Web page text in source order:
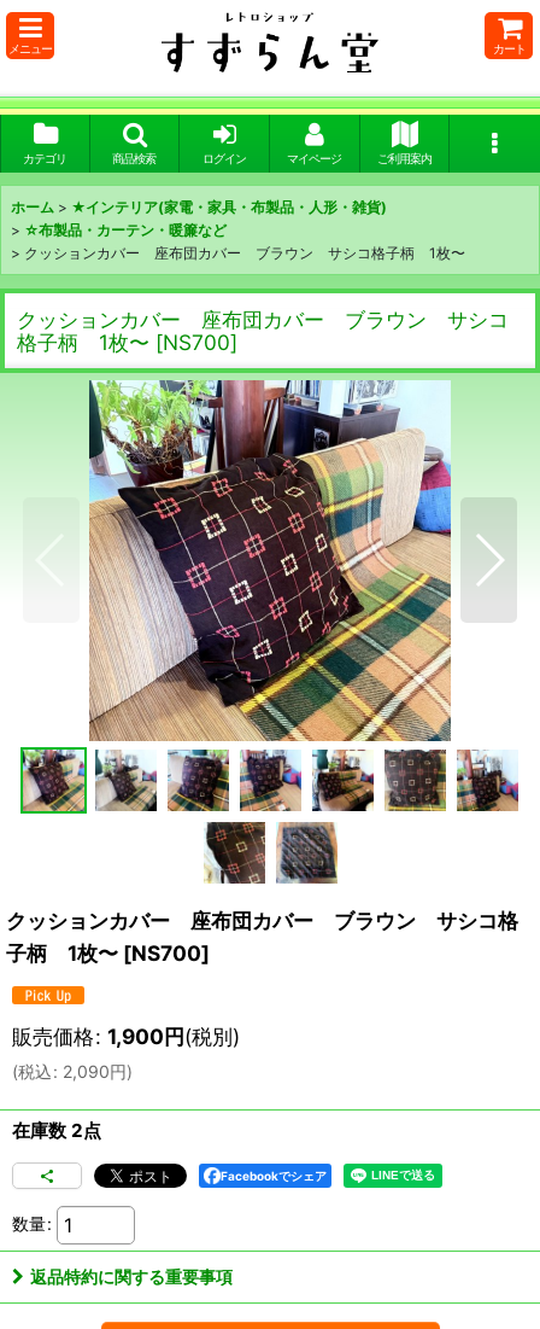
メニュー カート
カテゴリ 商品検索 ログイン マイページ ご利用案内
ホーム > ★インテリア(家電・家具・布製品・人形・雑貨)
> ☆布製品・カーテン・暖簾など
> クッションカバー 座布団カバー ブラウン サシコ格子柄 1枚〜
クッションカバー 座布団カバー ブラウン サシコ
格子柄 1枚〜 [NS700]
クッションカバー 座布団カバー ブラウン サシコ格
子柄 1枚〜 [NS700]
販売価格: 1,900円(税別)
(税込: 2,090円)
在庫数 2点
Facebookでシェア
数量:
返品特約に関する重要事項